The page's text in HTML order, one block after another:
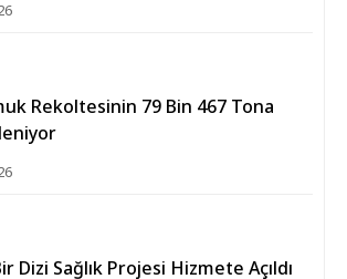
Rekoltesinin 79 Bin 467 Tona
Dizi Sağlık Projesi Hizmete Açıldı